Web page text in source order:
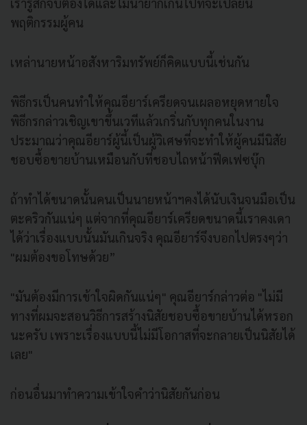
เรารู้สึกจับต้องได้และไม่น่ายากเกินไปที่จะเปลี่ยน
พฤติกรรมผู้คน
เหล่านายหน้าอสังหาริมทรัพย์ก็คิดแบบนี้เช่นกัน
พิธีกรเป็นคนทำให้คุณอียาร์เครียดจนเผลอหยุดหายใจ
พิธีกรกล่าวเชิญเขาขึ้นเวทีแล้วเกริ่นกับทุกคนในงาน
ประมาณว่าคุณอียาร์ผู้นี้เป็นผู้วิเศษที่จะทำให้ผู้คนมีนิสัย
ชอบซื้อขายบ้านเหมือนกับที่ชอบไถหน้าฟีดเฟซบุ๊ก
ถ้าทำได้ขนาดนั้นคนเป็นนายหน้าฯคงได้นับเงินจนมือเป็น
ตะคริวกันแน่ๆ แต่จากที่คุณอียาร์เครียดขนาดนี้เราคงเดา
ได้ว่าเรื่องแบบนั้นมันเกินจริง คุณอียาร์จึงบอกไปตรงๆว่า
"ผมต้องขอโทษด้วย”
"มันต้องมีการเข้าใจผิดกันแน่ๆ" คุณอียาร์กล่าวต่อ "ไม่มี
ทางที่ผมจะสอนวิธีการสร้างนิสัยชอบซื้อขายบ้านได้หรอก
นะครับ เพราะเรื่องแบบนี้ไม่มีโอกาสที่จะกลายเป็นนิสัยได้
เลย"
ก่อนอื่นมาทำความเข้าใจคำว่านิสัยกันก่อน